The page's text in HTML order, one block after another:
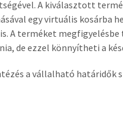
A kiválasztott
egy virtuális kosárba
terméket megfigyelésbe
de ezzel könnyítheti a
a vállalható